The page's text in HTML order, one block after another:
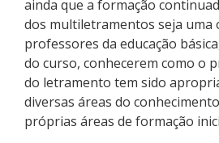
Resultados
Como posso estudar no IFSC?
Calendário de inscrições
Processos Seletivos
ainda que a formação
dos multiletramentos seja uma
professores da educação
do curso, conhecerem como o
do letramento tem sido
diversas áreas do
próprias áreas de formação